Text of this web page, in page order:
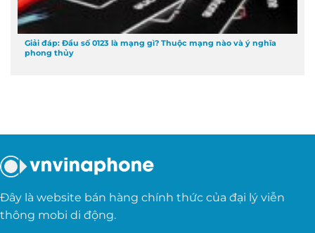
Giải đáp: Đầu số 0123 là mạng gì? Thuộc mạng nào và ý nghĩa
phong thủy
Đây là website bán hàng chính thức của đại lý viễn
thông mobi di động.